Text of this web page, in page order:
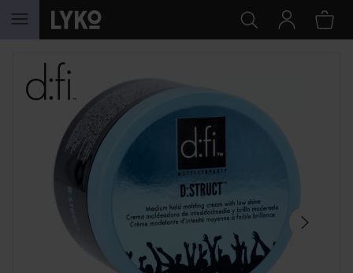
HOPPA TILL INNEHÅLLET
HOPPA ÖVER SEKTIONEN